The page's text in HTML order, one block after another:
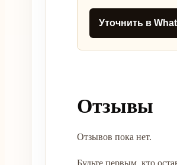
Уточнить в
Отзывы
Отзывов пока нет.
Будьте первым, кто